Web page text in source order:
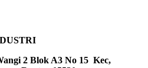
2 Blok A3 No 15 Kec,